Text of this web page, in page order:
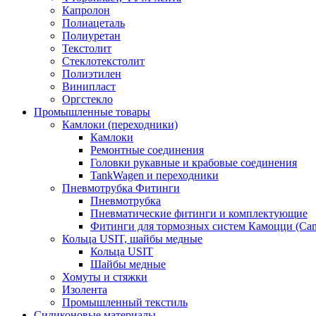
Капролон
Полиацеталь
Полиуретан
Текстолит
Стеклотекстолит
Полиэтилен
Винипласт
Оргстекло
Промышленные товары
Камлоки (переходники)
Камлоки
Ремонтные соединения
Головки рукавные и крабовые соединения
TankWagen и переходники
Пневмотрубка Фитинги
Пневмотрубка
Пневматические фитинги и комплектующие
Фитинги для тормозных систем Камоцци
Кольца USIT, шайбы медные
Кольца USIT
Шайбы медные
Хомуты и стяжки
Изолента
Промышленный текстиль